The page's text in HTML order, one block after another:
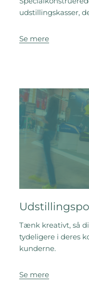
udstillingskasser,
Se mere
Tænk kreativt, så
tydeligere i deres
kunderne.
Se mere